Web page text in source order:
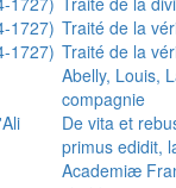
1727) Traité de la
1727) Traité de la
Abelly, Louis,
compagnie
De vita et
primus edidit,
Academiæ